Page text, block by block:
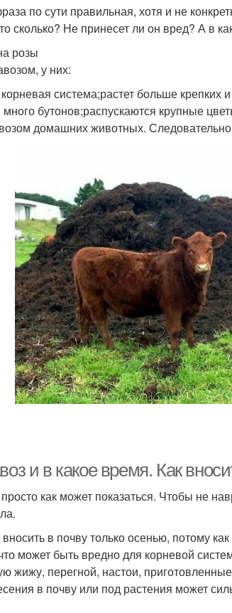
по сути правильная, хотя и не
сколько? Не принесет ли он вред? А в
розы
у них:
система;растет больше крепких
много бутонов;распускаются крупные
домашних животных.
и в какое время. Как
как может показаться. Чтобы не
в почву только осенью, потому
может быть вредно для корневой
жижу, перегной, настои,
в почву или под растения может